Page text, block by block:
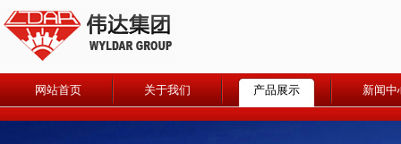
网站首页 关于我们 产品展示 新闻中